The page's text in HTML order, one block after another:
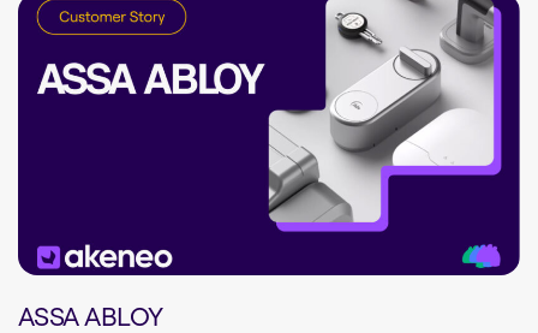
ASSA ABLOY